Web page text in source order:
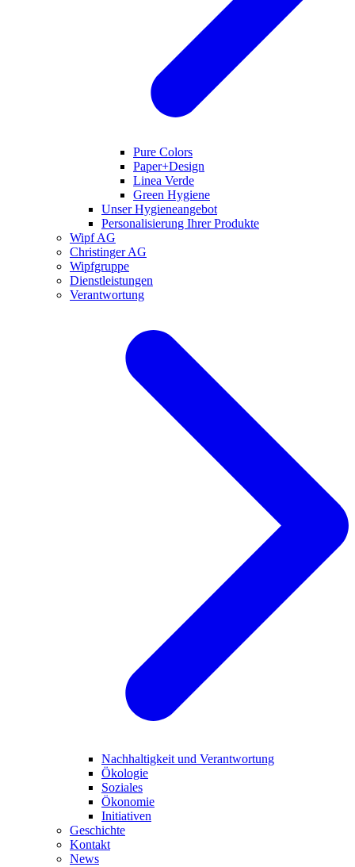
Pure Colors
Paper+Design
Linea Verde
Green Hygiene
Unser Hygieneangebot
Personalisierung Ihrer Produkte
Wipf AG
Christinger AG
Wipfgruppe
Dienstleistungen
Verantwortung
Nachhaltigkeit und Verantwortung
Ökologie
Soziales
Ökonomie
Initiativen
Geschichte
Kontakt
News